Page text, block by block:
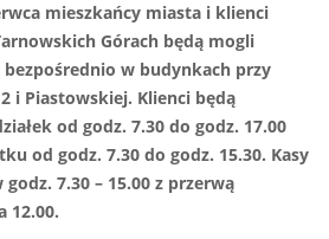
mieszkańcy miasta i klienci
Górach będą mogli
bezpośrednio w budynkach przy
i Piastowskiej. Klienci będą
od godz. 7.30 do godz. 17.00
od godz. 7.30 do godz. 15.30. Kasy
7.30 – 15.00 z przerwą
12.00.